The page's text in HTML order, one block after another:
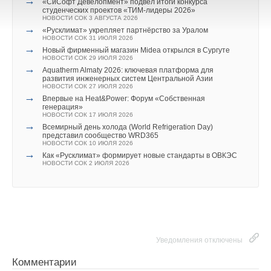
студенческих проектов «ТИМ-лидеры 2026»
НОВОСТИ СОК 3 АВГУСТА 2026
→ «Русклимат» укрепляет партнёрство за Уралом
НОВОСТИ СОК 31 ИЮЛЯ 2026
→ Новый фирменный магазин Midea открылся в Сургуте
НОВОСТИ СОК 29 ИЮЛЯ 2026
→
Aquatherm Almaty 2026: ключевая платформа для
развития инженерных систем Центральной Азии
НОВОСТИ СОК 27 ИЮЛЯ 2026
→
Впервые на Heat&Power: Форум «Собственная
генерация»
НОВОСТИ СОК 17 ИЮЛЯ 2026
→
Всемирный день холода (World Refrigeration Day)
представил сообщество WRD365
НОВОСТИ СОК 10 ИЮЛЯ 2026
→ Как «Русклимат» формирует новые стандарты в ОВКЭС
НОВОСТИ СОК 2 ИЮЛЯ 2026
Уведомления отключены
Комментарии
В этой теме еще нет комментариев
Добавить комментарий
Ваше имя *
Ваш E-mail *
Текст комментария